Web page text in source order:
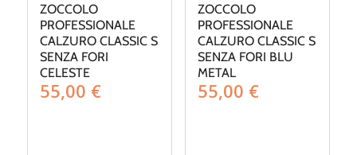
ZOCCOLO
PROFESSIONALE
CALZURO CLASSIC S
SENZA FORI
CELESTE
55,00 €
ZOCCOLO
PROFESSIONALE
CALZURO CLASSIC S
SENZA FORI BLU
METAL
55,00 €